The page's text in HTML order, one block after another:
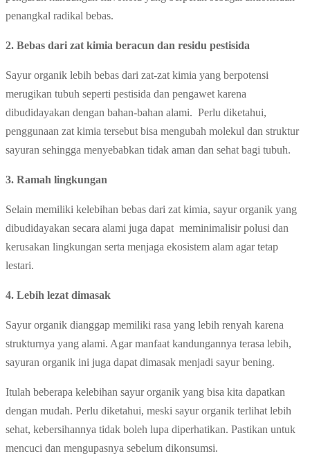
penangkal radikal bebas.
2. Bebas dari zat kimia beracun dan residu pestisida
Sayur organik lebih bebas dari zat-zat kimia yang berpotensi
merugikan tubuh seperti pestisida dan pengawet karena
dibudidayakan dengan bahan-bahan alami. Perlu diketahui,
penggunaan zat kimia tersebut bisa mengubah molekul dan struktur
sayuran sehingga menyebabkan tidak aman dan sehat bagi tubuh.
3. Ramah lingkungan
Selain memiliki kelebihan bebas dari zat kimia, sayur organik yang
dibudidayakan secara alami juga dapat meminimalisir polusi dan
kerusakan lingkungan serta menjaga ekosistem alam agar tetap
lestari.
4. Lebih lezat dimasak
Sayur organik dianggap memiliki rasa yang lebih renyah karena
strukturnya yang alami. Agar manfaat kandungannya terasa lebih,
sayuran organik ini juga dapat dimasak menjadi sayur bening.
Itulah beberapa kelebihan sayur organik yang bisa kita dapatkan
dengan mudah. Perlu diketahui, meski sayur organik terlihat lebih
sehat, kebersihannya tidak boleh lupa diperhatikan. Pastikan untuk
mencuci dan mengupasnya sebelum dikonsumsi.